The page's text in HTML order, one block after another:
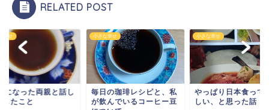
RELATED POST
幸せ
の珈琲レシピと、私
んでいるコーヒー豆
小さな幸せ
やっぱり日本食って美味
しい、と思った話
小さな幸せ
70代になった両親と
て感じたこと